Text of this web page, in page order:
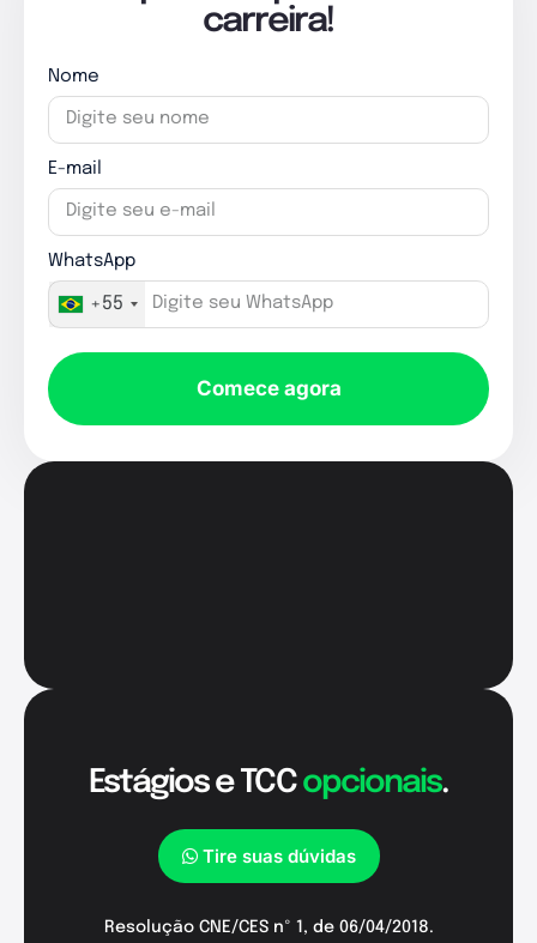
carreira!
Nome
E-mail
WhatsApp
+55
Comece agora
Estágios e TCCopcionais.
Tire suas dúvidas
Resolução CNE/CES nº 1, de 06/04/2018.